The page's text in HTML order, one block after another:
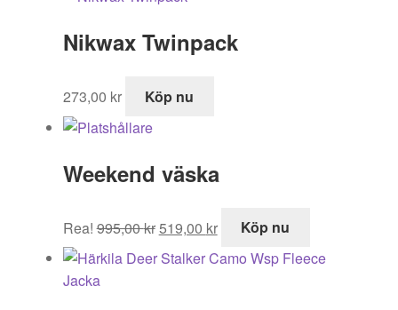
Nikwax Twinpack
273,00 kr Köp nu
Weekend väska
Rea! 995,00kr
ursprungliga
priset
519,00 kr
nuvarande
priset
Köp nu